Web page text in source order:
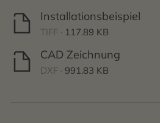
Installationsbeispiel
TIFF · 117.89 KB
CAD Zeichnung
DXF · 991.83 KB